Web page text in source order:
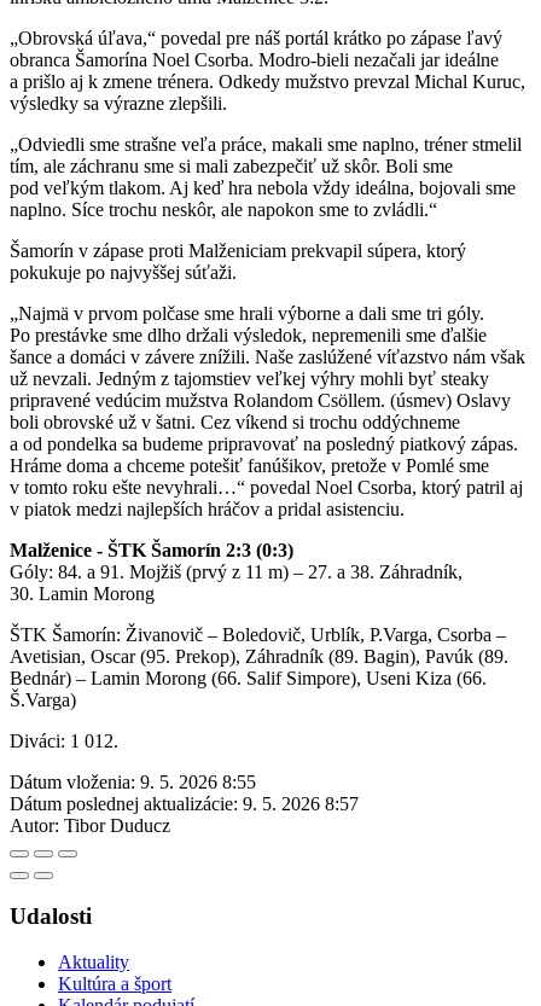
„Obrovská úľava,“ povedal pre náš portál krátko po zápase ľavý
obranca Šamorína Noel Csorba. Modro-bieli nezačali jar ideálne
a prišlo aj k zmene trénera. Odkedy mužstvo prevzal Michal Kuruc,
výsledky sa výrazne zlepšili.
„Odviedli sme strašne veľa práce, makali sme naplno, tréner stmelil
tím, ale záchranu sme si mali zabezpečiť už skôr. Boli sme
pod veľkým tlakom. Aj keď hra nebola vždy ideálna, bojovali sme
naplno. Síce trochu neskôr, ale napokon sme to zvládli.“
Šamorín v zápase proti Malženiciam prekvapil súpera, ktorý
pokukuje po najvyššej súťaži.
„Najmä v prvom polčase sme hrali výborne a dali sme tri góly.
Po prestávke sme dlho držali výsledok, nepremenili sme ďalšie
šance a domáci v závere znížili. Naše zaslúžené víťazstvo nám však
už nevzali. Jedným z tajomstiev veľkej výhry mohli byť steaky
pripravené vedúcim mužstva Rolandom Csöllem. (úsmev) Oslavy
boli obrovské už v šatni. Cez víkend si trochu oddýchneme
a od pondelka sa budeme pripravovať na posledný piatkový zápas.
Hráme doma a chceme potešiť fanúšikov, pretože v Pomlé sme
v tomto roku ešte nevyhrali…“ povedal Noel Csorba, ktorý patril aj
v piatok medzi najlepších hráčov a pridal asistenciu.
Malženice - ŠTK Šamorín 2:3 (0:3)
Góly: 84. a 91. Mojžiš (prvý z 11 m) – 27. a 38. Záhradník,
30. Lamin Morong
ŠTK Šamorín: Živanovič – Boledovič, Urblík, P.Varga, Csorba –
Avetisian, Oscar (95. Prekop), Záhradník (89. Bagin), Pavúk (89.
Bednár) – Lamin Morong (66. Salif Simpore), Useni Kiza (66.
Š.Varga)
Diváci: 1 012.
Dátum vloženia: 9. 5. 2026 8:55
Dátum poslednej aktualizácie: 9. 5. 2026 8:57
Autor: Tibor Duducz
Udalosti
Aktuality
Kultúra a šport